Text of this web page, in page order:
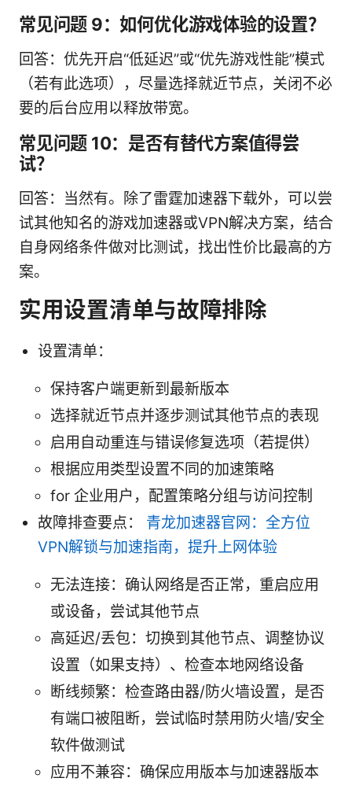
常见问题 9：如何优化游戏体验的设置？
回答：优先开启“低延迟”或“优先游戏性能”模式
（若有此选项），尽量选择就近节点，关闭不必
要的后台应用以释放带宽。
常见问题 10：是否有替代方案值得尝
试？
回答：当然有。除了雷霆加速器下载外，可以尝
试其他知名的游戏加速器或VPN解决方案，结合
自身网络条件做对比测试，找出性价比最高的方
案。
实用设置清单与故障排除
设置清单：
保持客户端更新到最新版本
选择就近节点并逐步测试其他节点的表现
启用自动重连与错误修复选项（若提供）
根据应用类型设置不同的加速策略
for 企业用户，配置策略分组与访问控制
故障排查要点： 青龙加速器官网：全方位
VPN解锁与加速指南，提升上网体验
无法连接：确认网络是否正常，重启应用
或设备，尝试其他节点
高延迟/丢包：切换到其他节点、调整协议
设置（如果支持）、检查本地网络设备
断线频繁：检查路由器/防火墙设置，是否
有端口被阻断，尝试临时禁用防火墙/安全
软件做测试
应用不兼容：确保应用版本与加速器版本